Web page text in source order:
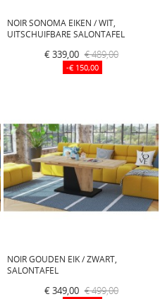
NOIR SONOMA EIKEN / WIT,
UITSCHUIFBARE SALONTAFEL
€ 339,00 € 489,00
-€ 150,00
NOIR GOUDEN EIK / ZWART,
SALONTAFEL
€ 349,00 € 499,00